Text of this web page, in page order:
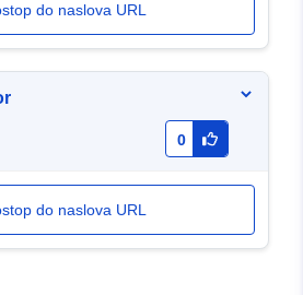
do naslova URL
0
do naslova URL